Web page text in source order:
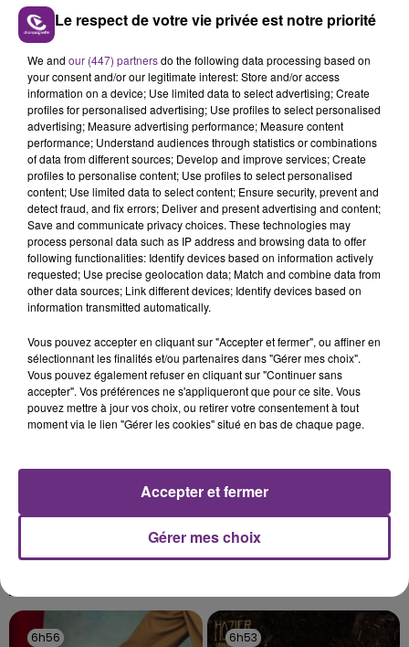
FIL D'ACTUS
LA CENTRALE NUCLÉAIRE DE CHOOZ
TOUJOURS À L'ARRÊT
Cela fait déjà une semaine que la centrale
nucléaire ardennaise est à l'arrêt. Une situation
justifiée par la sécheresse intense qui est toujours
présente.
C'était l'une des institutions du centre-ville
rémois. Le magasin JouéClub est contraint de
fermer ses portes.
6h56
6h56 6h53
6h53
Le respect de votre vie privée est notre priorité
We and our (447) partnersdo the following data processing based on
your consent and/or our legitimate interest: Store and/or access
information on a device; Use limited data to select advertising; Create
profiles for personalised advertising; Use profiles to select personalised
advertising; Measure advertising performance; Measure content
performance; Understand audiences through statistics or combinations
of data from different sources; Develop and improve services; Create
profiles to personalise content; Use profiles to select personalised
content; Use limited data to select content; Ensure security, prevent and
detect fraud, and fix errors; Deliver and present advertising and content;
Save and communicate privacy choices. These technologies may
process personal data such as IP address and browsing data to offer
following functionalities: Identify devices based on information actively
requested; Use precise geolocation data; Match and combine data from
other data sources; Link different devices; Identify devices based on
information transmitted automatically.
Vous pouvez accepter en cliquant sur "Accepter et fermer", ou affiner en
sélectionnant les finalités et/ou partenaires dans "Gérer mes choix".
Vous pouvez également refuser en cliquant sur "Continuer sans
accepter". Vos préférences ne s'appliqueront que pour ce site. Vous
pouvez mettre à jour vos choix, ou retirer votre consentement à tout
moment via le lien "Gérer les cookies" situé en bas de chaque page.
Gérer mes choix
Accepter et fermer